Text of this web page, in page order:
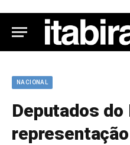
NACIONAL
Deputados